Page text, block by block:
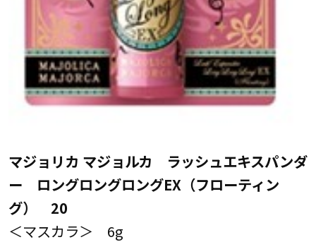
マジョリカ マジョルカ ラッシュエキスパンダ
ー ロングロングロングEX（フローティン
グ） 20
＜マスカラ＞ 6g